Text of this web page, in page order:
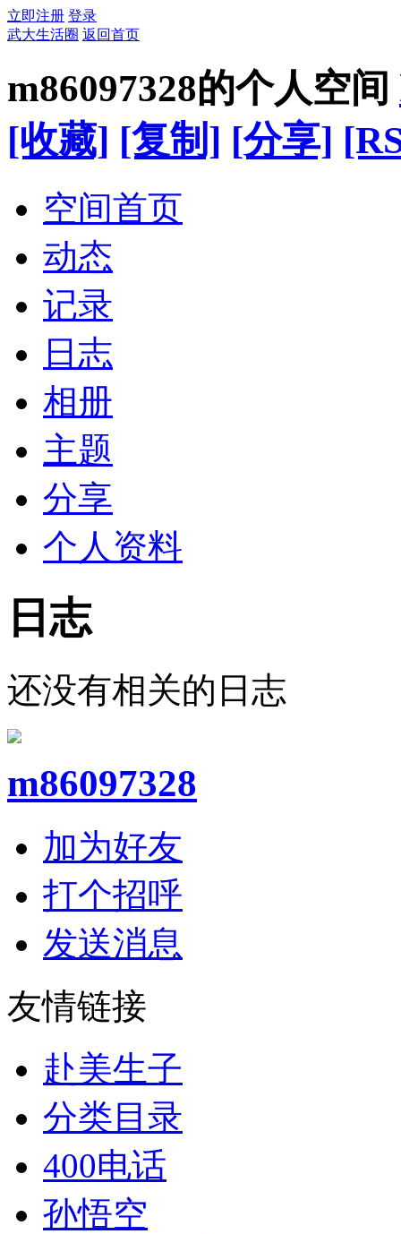
立即注册 登录
武大生活圈 返回首页
m86097328的个人空间
[收藏] [复制] [分享]
空间首页
动态
记录
日志
相册
主题
分享
个人资料
日志
还没有相关的日志
m86097328
加为好友
打个招呼
发送消息
友情链接
赴美生子
分类目录
400电话
孙悟空